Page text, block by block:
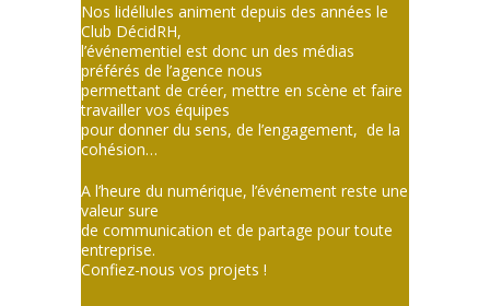
Nos lidéllules animent depuis des années le
Club DécidRH,
l’événementiel est donc un des médias
préférés de l’agence nous
permettant de créer, mettre en scène et faire
travailler vos équipes
pour donner du sens, de l’engagement, de la
cohésion…
A l’heure du numérique, l’événement reste une
valeur sure
de communication et de partage pour toute
entreprise.
Confiez-nous vos projets !